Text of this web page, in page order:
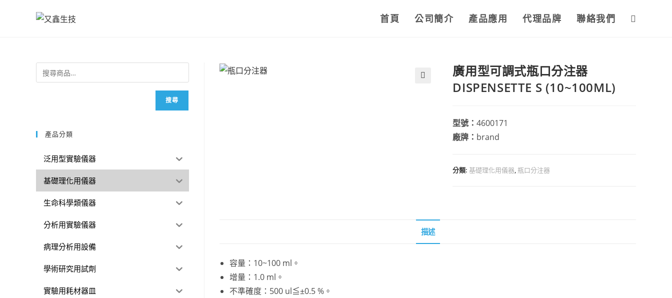
首頁 公司簡介 產品應用 代理品牌 聯絡我們
廣用型可調式瓶口分注器
DISPENSETTE S (10~100ML)
型號：4600171
廠牌： brand
分類:基礎理化用儀器,瓶口分注器
描述
容量：10~100 ml。
增量：1.0 ml。
不準確度：500 ul≦±0.5 %。
搜尋
產品分類
泛用型實驗儀器
基礎理化用儀器
生命科學類儀器
分析用實驗儀器
病理分析用設備
學術研究用試劑
實驗用耗材器皿